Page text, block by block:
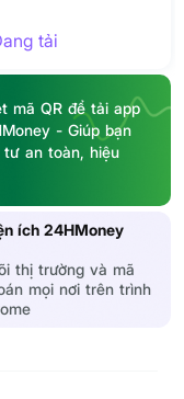
tải
mã QR để tải app
- Giúp bạn
tư an toàn, hiệu
ích 24HMoney
thị trường và mã
mọi nơi trên trình